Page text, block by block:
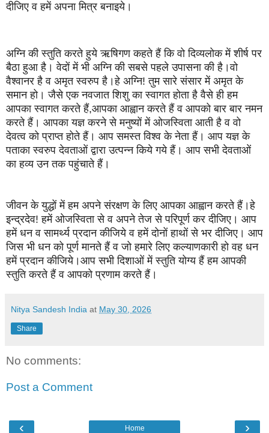
दीजिए व हमें अपना मित्र बनाइये।
अग्नि की स्तुति करते हुये ऋषिगण कहते हैं कि वो दिव्यलोक में शीर्ष पर
बैठा हुआ है। वेदों में भी अग्नि की सबसे पहले उपासना की है।वो
वैश्वानर है व अमृत स्वरुप है।हे अग्नि! तुम सारे संसार में अमृत के
समान हो। जैसे एक नवजात शिशु का स्वागत होता है वैसे ही हम
आपका स्वागत करते हैं,आपका आह्वान करते हैं व आपको बार बार नमन
करते हैं। आपका यज्ञ करने से मनुष्यों में ओजस्विता आती है व वो
देवत्व को प्राप्त होते हैं। आप समस्त विश्व के नेता हैं। आप यज्ञ के
पताका स्वरुप देवताओं द्वारा उत्पन्न किये गये हैं। आप सभी देवताओं
का हव्य उन तक पहुंचाते हैं।
जीवन के युद्धों में हम अपने संरक्षण के लिए आपका आह्वान करते हैं।हे
इन्द्रदेव! हमें ओजस्विता से व अपने तेज से परिपूर्ण कर दीजिए। आप
हमें धन व सामर्थ्य प्रदान कीजिये व हमें दोनों हाथों से भर दीजिए। आप
जिस भी धन को पूर्ण मानते हैं व जो हमारे लिए कल्याणकारी हो वह धन
हमें प्रदान कीजिये।आप सभी दिशाओं में स्तुति योग्य हैं हम आपकी
स्तुति करते हैं व आपको प्रणाम करते हैं।
Nitya Sandesh India at May 30, 2026
Share
No comments:
Post a Comment
‹ ›
Home